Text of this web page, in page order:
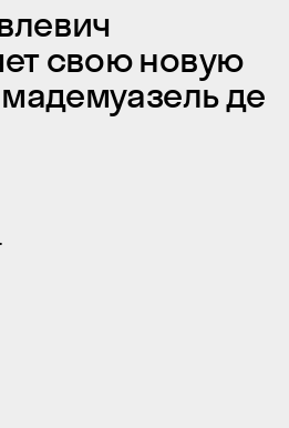
свою новую
мадемуазель де
.